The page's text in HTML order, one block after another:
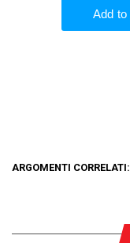
ARGOMENTI CORRELATI: